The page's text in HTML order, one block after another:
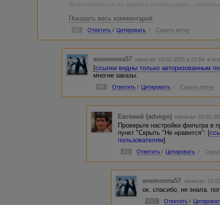
Дополнительно вы можете использовать
неактуальны: https://advego.com/v2/support/...or/
Показать весь комментарий
Ответить / Цитировать / Скрыть ветку
anemonna57 написал 03.02.2021 в 01:54 в
[ссылки видны только авторизованным
многие заказы.
#8 Ответить / Цитировать / Скрыть ветку
Евгений (advego) написал
Проверьте настройки фильтра в
пункт "Скрыть "Не нравится": [
пользователям]
#9 Ответить / Цитировать /
anemonna57 написал
ок. спасибо, не знала.
#10 Ответить /